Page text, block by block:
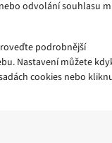
odvolání souhlasu
podrobnější
Nastavení můžete
cookies nebo